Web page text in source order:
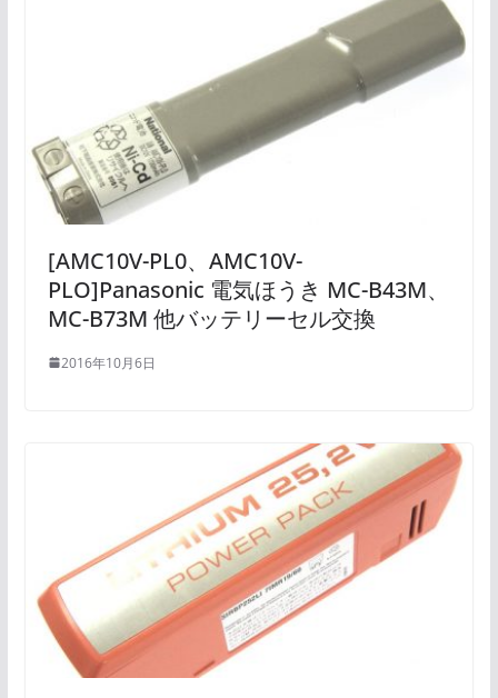
[AMC10V-PL0、AMC10V-
PLO]Panasonic 電気ほうき MC-B43M、
MC-B73M 他バッテリーセル交換
2016年10月6日